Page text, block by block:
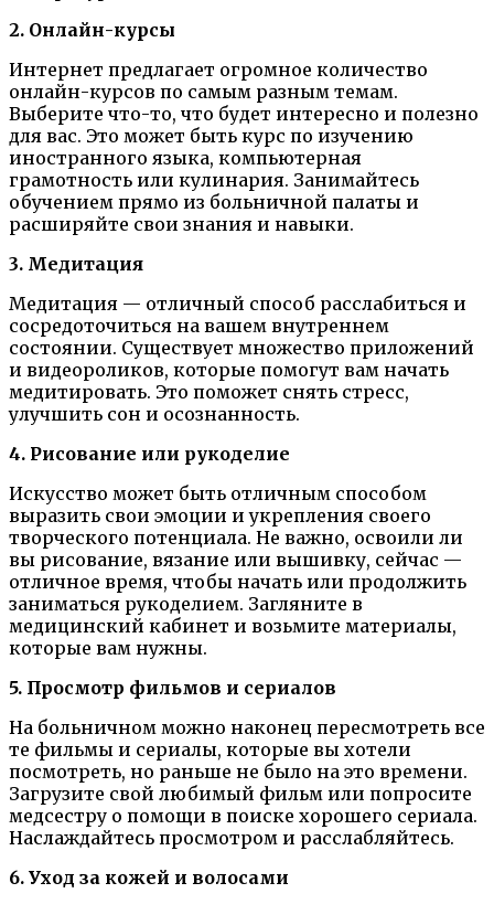
2. Онлайн-курсы
Интернет предлагает огромное количество
онлайн-курсов по самым разным темам.
Выберите что-то, что будет интересно и полезно
для вас. Это может быть курс по изучению
иностранного языка, компьютерная
грамотность или кулинария. Занимайтесь
обучением прямо из больничной палаты и
расширяйте свои знания и навыки.
3. Медитация
Медитация — отличный способ расслабиться и
сосредоточиться на вашем внутреннем
состоянии. Существует множество приложений
и видеороликов, которые помогут вам начать
медитировать. Это поможет снять стресс,
улучшить сон и осознанность.
4. Рисование или рукоделие
Искусство может быть отличным способом
выразить свои эмоции и укрепления своего
творческого потенциала. Не важно, освоили ли
вы рисование, вязание или вышивку, сейчас —
отличное время, чтобы начать или продолжить
заниматься рукоделием. Загляните в
медицинский кабинет и возьмите материалы,
которые вам нужны.
5. Просмотр фильмов и сериалов
На больничном можно наконец пересмотреть все
те фильмы и сериалы, которые вы хотели
посмотреть, но раньше не было на это времени.
Загрузите свой любимый фильм или попросите
медсестру о помощи в поиске хорошего сериала.
Наслаждайтесь просмотром и расслабляйтесь.
6. Уход за кожей и волосами